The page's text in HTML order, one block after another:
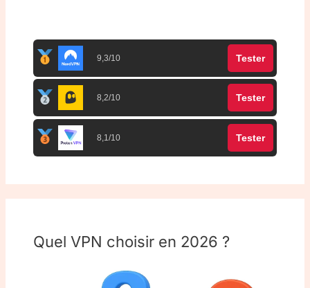
9,3/10 Tester
8,2/10 Tester
8,1/10 Tester
Quel VPN choisir en 2026 ?